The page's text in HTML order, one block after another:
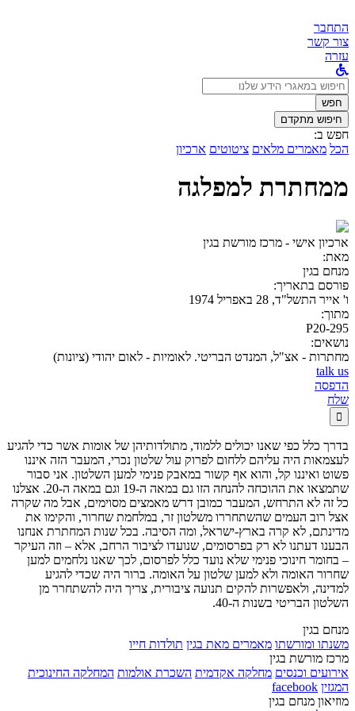
התחבר
צור קשר
עזרה
לחפש
ב:חפש
חיפוש מתקדם
חפש ב:
הכל מאמרים מלאים ציטוטים ארכיון
ממחתרת למפלגה
ארכיון אישי - מרכז מורשת בגין
מאת:
מנחם בגין
פורסם בתאריך:
ו' אייר התשל"ד, 28 באפריל 1974
מתוך:
P20-295
נושאים:
מחתרות - אצ"ל, המנדט הבריטי. לאומיות - לאום יהודי (ציונות)
talk us
הדפסה
שלח

בדרך כלל כפי שאנו יכולים ללמוד, מתולדותיהן של אומות אשר כדי להגיע
לעצמאות היה עליהם ללחום לפרוק עול שלטון נכרי, המעבר הזה איננו
פשוט ואיננו קל, והוא אף קשור במאבק פנימי למען השלטון. אני סבור
שתמצאו את ההוכחה להנחה הזו גם במאה ה-19 וגם במאה ה-20. אצלנו
כל זה לא התרחש, המעבר כמובן דרש מאמצים מסוימים, אבל מה שקרה
אצל רוב העמים שהשתחררו משלטון זר, במלחמת שחרור, והקימו את
מדינתם, לא קרה בארץ-ישראל, ומה הסיבה. בכל שנות המחתרת אנחנו
הבענו דעתנו לא רק בפרסומים, שנועדו לציבור הרחב, אלא – וזה העיקר
– בחומר חינוכי פנימי שלא נועד כלל לפרסום, לכך שאנו נלחמים למען
שחרור האומה ולא למען שלטון על האומה. ברור היה שכדי להגיע
למדינה, ולאפשרות להקים תנועה ציבורית, צריך היה להשתחרר מן
השלטון הבריטי בשנות ה-40.
מנחם בגין
משנתו ומורשתו מאמרים מאת בגין תולדות חייו
מרכז מורשת בגין
אירועים וכנסים מחלקה אקדמית השכרת אולמות המחלקה החינוכית
המגזין facebook
מוזיאון מנחם בגין